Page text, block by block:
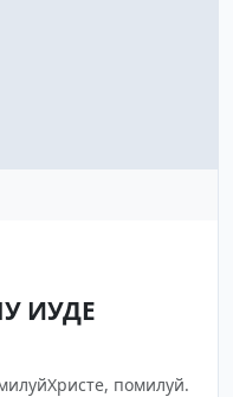
ИУДЕ
помилуй.